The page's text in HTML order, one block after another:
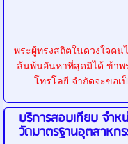
พระผู้ทรงสถิตในดวงใจค
ล้นพ้นอันหาที่สุดมิได้ ข้าพ
โทรโลยี จำกัดจะขอเ
บริการสอบเทียบ จำห
วัดมาตรฐานอุตสาหก